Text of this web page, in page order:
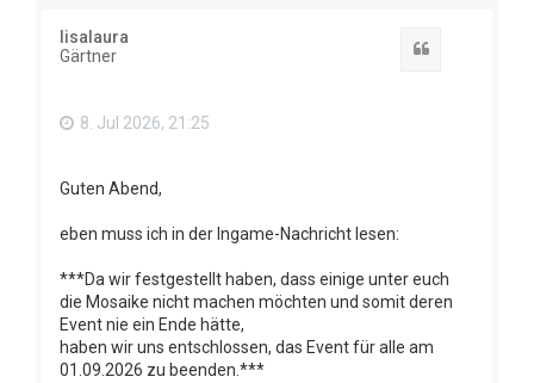
lisalaura
Gärtner
8. Jul 2026, 21:25
Guten Abend,
eben muss ich in der Ingame-Nachricht lesen:
***Da wir festgestellt haben, dass einige unter euch
die Mosaike nicht machen möchten und somit deren
Event nie ein Ende hätte,
haben wir uns entschlossen, das Event für alle am
01.09.2026 zu beenden.***